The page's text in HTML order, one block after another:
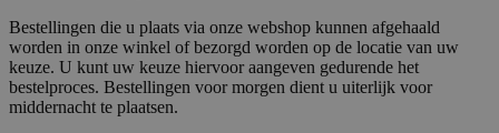
Bestellingen die u plaats via onze webshop kunnen afgehaald
worden in onze winkel of bezorgd worden op de locatie van uw
keuze. U kunt uw keuze hiervoor aangeven gedurende het
bestelproces. Bestellingen voor morgen dient u uiterlijk voor
middernacht te plaatsen.